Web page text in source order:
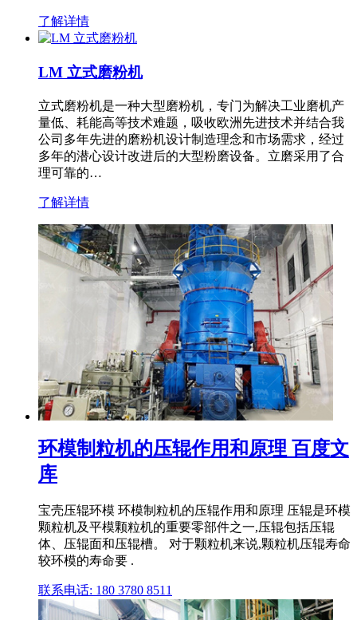
了解详情
LM 立式磨粉机
立式磨粉机是一种大型磨粉机，专门为解决工业磨机产
量低、耗能高等技术难题，吸收欧洲先进技术并结合我
公司多年先进的磨粉机设计制造理念和市场需求，经过
多年的潜心设计改进后的大型粉磨设备。立磨采用了合
理可靠的…
了解详情
环模制粒机的压辊作用和原理 百度文
库
宝壳压辊环模 环模制粒机的压辊作用和原理 压辊是环模
颗粒机及平模颗粒机的重要零部件之一,压辊包括压辊
体、压辊面和压辊槽。 对于颗粒机来说,颗粒机压辊寿命
较环模的寿命要 .
联系电话: 180 3780 8511